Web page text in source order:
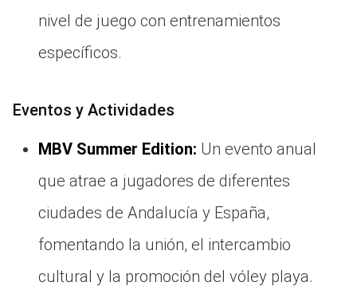
nivel de juego con entrenamientos
específicos.
Eventos y Actividades
MBV Summer Edition: Un evento anual
que atrae a jugadores de diferentes
ciudades de Andalucía y España,
fomentando la unión, el intercambio
cultural y la promoción del vóley playa.